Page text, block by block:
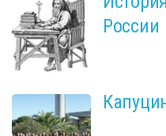
России